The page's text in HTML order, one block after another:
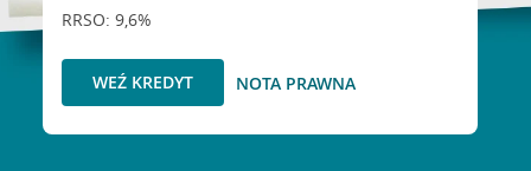
RRSO: 9,6%
WEŹ KREDYT NOTA PRAWNA